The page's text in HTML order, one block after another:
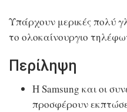
Υπάρχουν μερικές πολύ
το ολοκαίνουργιο
Περίληψη
Η Samsung και οι
προσφέρουν